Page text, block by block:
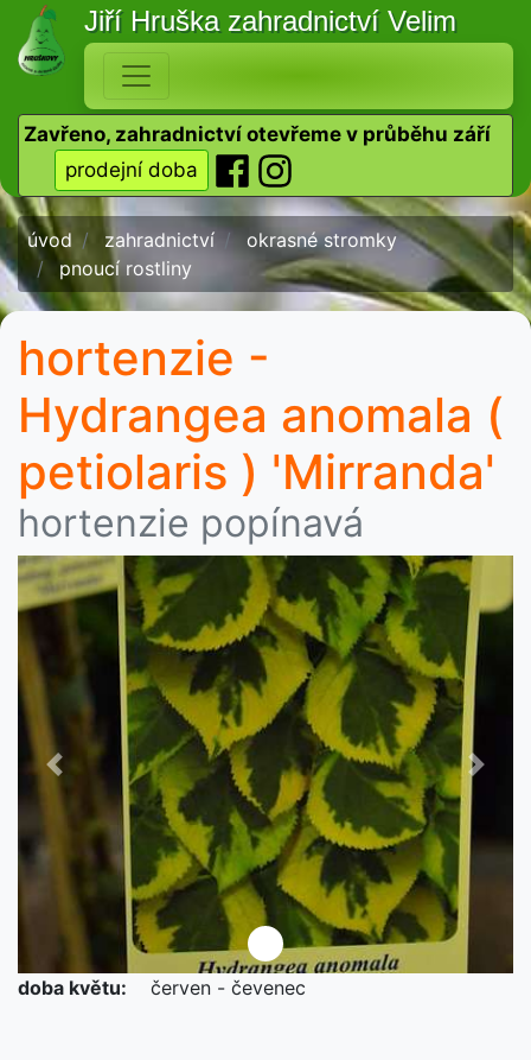
Jiří Hruška zahradnictví Velim
Zavřeno, zahradnictví otevřeme v průběhu září
prodejní doba
úvod zahradnictví
okrasné stromky
pnoucí rostliny
hortenzie -
Hydrangea anomala (
petiolaris ) 'Mirranda'
hortenzie popínavá
Předchozí Další
doba květu: červen - čevenec